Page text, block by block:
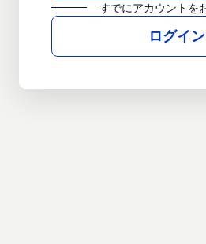
すでにアカウントを